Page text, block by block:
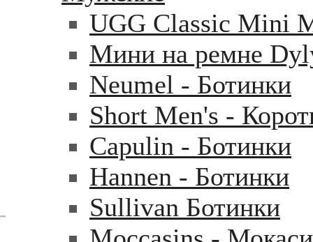
UGG Classic Mini
Мини на ремне
Neumel - Ботинки
Short Men's -
Capulin - Ботинки
Hannen - Ботинки
Sullivan Ботинки